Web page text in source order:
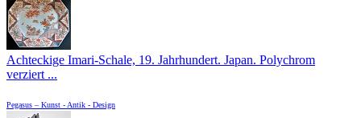
Achteckige Imari-Schale, 19. Jahrhundert. Japan. Polychrom
verziert ...
Pegasus – Kunst - Antik - Design